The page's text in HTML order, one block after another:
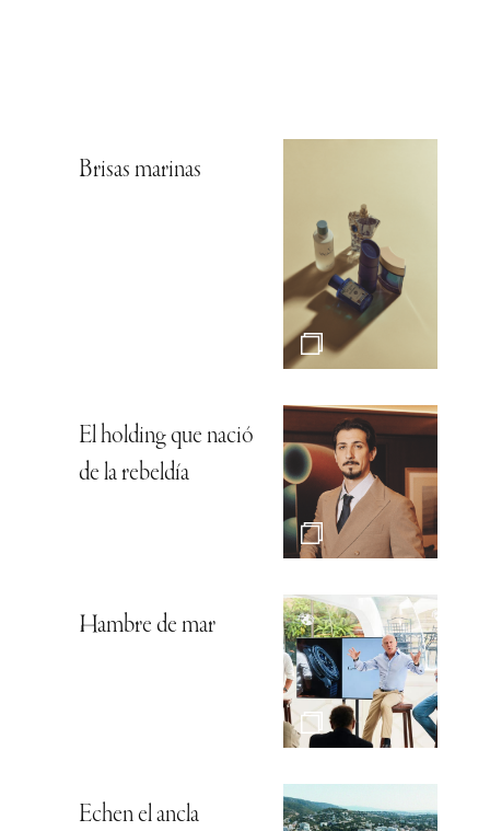
Brisas marinas
El holding que nació
de la rebeldía
Hambre de mar
Echen el ancla